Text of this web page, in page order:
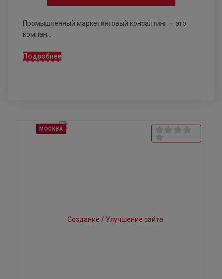
Промышленный маркетинговый консалтинг — это
компан...
Подробнее
МОСКВА